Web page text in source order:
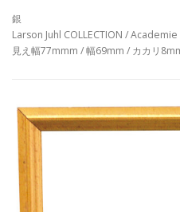
銀
Larson Juhl COLLECTION / Academie
見え幅77mmm / 幅69mm / カカリ